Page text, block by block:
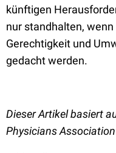
künftigen
nur standhalten,
Gerechtigkeit und
gedacht werden.
Dieser Artikel basiert
Physicians